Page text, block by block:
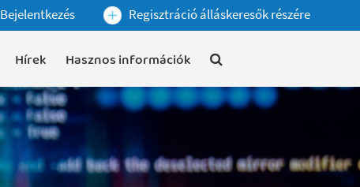
Bejelentkezés Regisztráció álláskeresők részére
Hírek Hasznos információk